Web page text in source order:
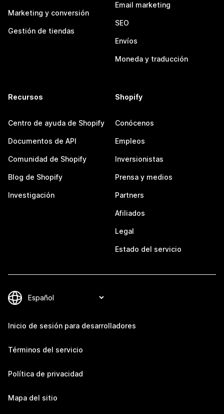
Marketing y conversión
Gestión de tiendas
Email marketing
SEO
Envíos
Moneda y traducción
Recursos
Centro de ayuda de Shopify
Documentos de API
Comunidad de Shopify
Blog de Shopify
Investigación
Shopify
Conócenos
Empleos
Inversionistas
Prensa y medios
Partners
Afiliados
Legal
Estado del servicio
Inicio de sesión para desarrolladores
Términos del servicio
Política de privacidad
Mapa del sitio